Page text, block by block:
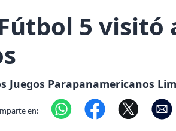
5 visitó
Juegos Parapanamericanos
en: